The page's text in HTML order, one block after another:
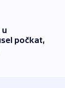
u
počkat,